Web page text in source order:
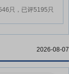
只，已评5195只
2026-08-07